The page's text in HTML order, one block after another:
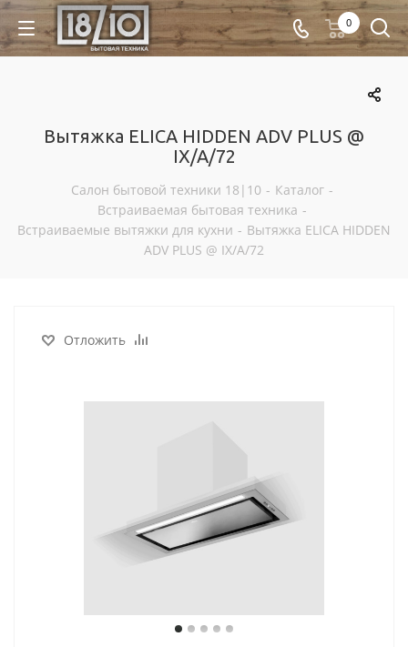
0
Вытяжка ELICA HIDDEN ADV PLUS @
IX/A/72
Салон бытовой техники 18|10 - Каталог -
Встраиваемая бытовая техника -
Встраиваемые вытяжки для кухни - Вытяжка ELICA HIDDEN
ADV PLUS @ IX/A/72
Отложить